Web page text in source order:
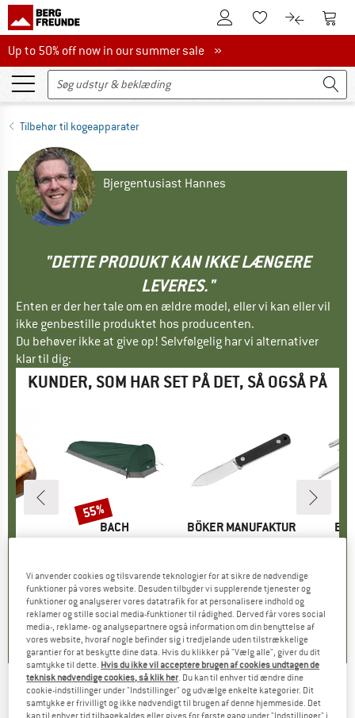
Til kundekontoenTil huskesedlen.
Til Til
Up to 50% off now in our summer sale
Up to 50% off now in our summer sale »
Tilbehør til kogeapparater
Bjergentusiast Hannes
"DETTE PRODUKT KAN IKKE LÆNGERE
LEVERES."
Enten er der her tale om en ældre model, eller vi kan eller vil
ikke genbestille produktet hos producenten.
Du behøver ikke at give op! Selvfølgelig har vi alternativer
klar til dig:
KUNDER, SOM HAR SET PÅ DET, SÅ OGSÅ PÅ
)
MÆRKE
BACH
Pris
569,95 € Nedsat pris
fra 256,48 €
5,0(4)
Rabat
55%
MÆRKE
BÖKER MANUFAKTUR
Produktgruppe
Knive
Pris
139,95 €
0,0(0)
SOL - Tinder-Quick Refill
Vi anvender cookies og tilsvarende teknologier for at sikre de nødvendige
funktioner på vores website. Desuden tilbyder vi supplerende tjenester og
funktioner og analyserer vores datatrafik for at personalisere indhold og
reklamer og stille social media-funktioner til rådighed. Derved får vores social
media-, reklame- og analysepartnere også information om din benyttelse af
vores website, hvoraf nogle befinder sig i tredjelande uden tilstrækkelige
garantier for at beskytte dine data. Hvis du klikker på "Vælg alle", giver du dit
samtykke til dette. Hvis du ikke vil acceptere brugen af cookies undtagen de
teknisk nødvendige cookies, så klik her. Du kan til enhver tid ændre dine
cookie-indstillinger under "Indstillinger" og udvælge enkelte kategorier. Dit
samtykke er frivilligt og ikke nødvendigt til brugen af denne hjemmeside. Det
kan til enhver tid tilbagekaldes eller gives for første gang under "Indstillinger" i